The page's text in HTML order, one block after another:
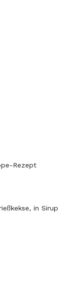
Rezept
in Sirup